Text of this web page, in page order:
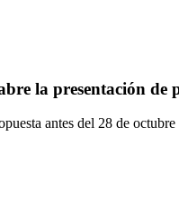
la presentación de
antes del 28 de